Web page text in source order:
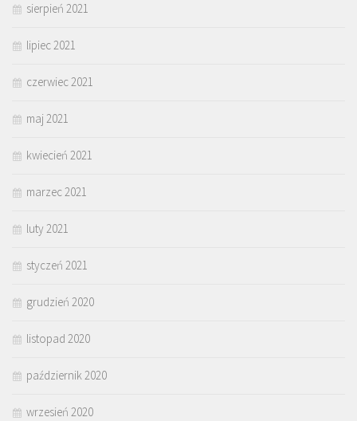
sierpień 2021
lipiec 2021
czerwiec 2021
maj 2021
kwiecień 2021
marzec 2021
luty 2021
styczeń 2021
grudzień 2020
listopad 2020
październik 2020
wrzesień 2020